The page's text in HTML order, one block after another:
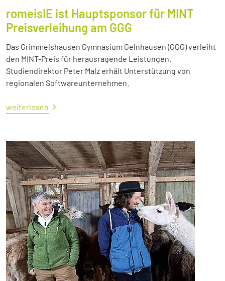
romeisIE ist Hauptsponsor für MINT
Preisverleihung am GGG
Das Grimmelshausen Gymnasium Gelnhausen (GGG) verleiht
den MINT-Preis für herausragende Leistungen.
Studiendirektor Peter Malz erhält Unterstützung von
regionalen Softwareunternehmen.
weiterlesen